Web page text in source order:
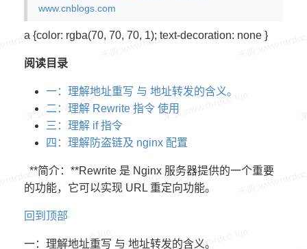
www.cnblogs.com
a {color: rgba(70, 70, 70, 1); text-decoration: none }
阅读目录
一：理解地址重写 与 地址转发的含义。
二：理解 Rewrite 指令 使用
三：理解 if 指令
四：理解防盗链及 nginx 配置
**简介：**Rewrite 是 Nginx 服务器提供的一个重要
的功能，它可以实现 URL 重定向功能。
回到顶部
一：理解地址重写 与 地址转发的含义。